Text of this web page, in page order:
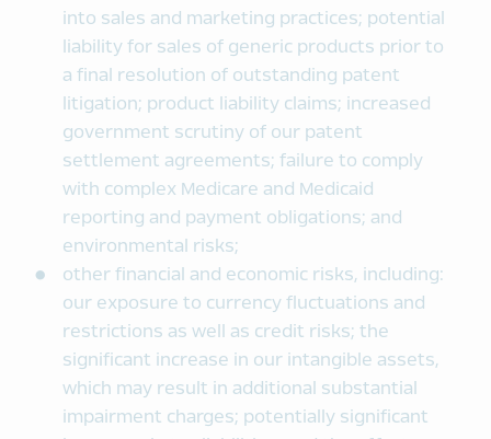
into sales and marketing practices; potential
liability for sales of generic products prior to
a final resolution of outstanding patent
litigation; product liability claims; increased
government scrutiny of our patent
settlement agreements; failure to comply
with complex Medicare and Medicaid
reporting and payment obligations; and
environmental risks;
other financial and economic risks, including:
our exposure to currency fluctuations and
restrictions as well as credit risks; the
significant increase in our intangible assets,
which may result in additional substantial
impairment charges; potentially significant